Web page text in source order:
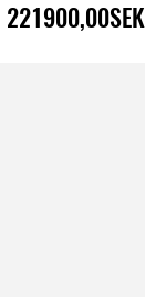
221900,00SEK